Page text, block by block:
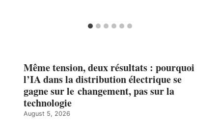
Même tension, deux résultats : pourquoi
l’IA dans la distribution électrique se
gagne sur le changement, pas sur la
technologie
August 5, 2026